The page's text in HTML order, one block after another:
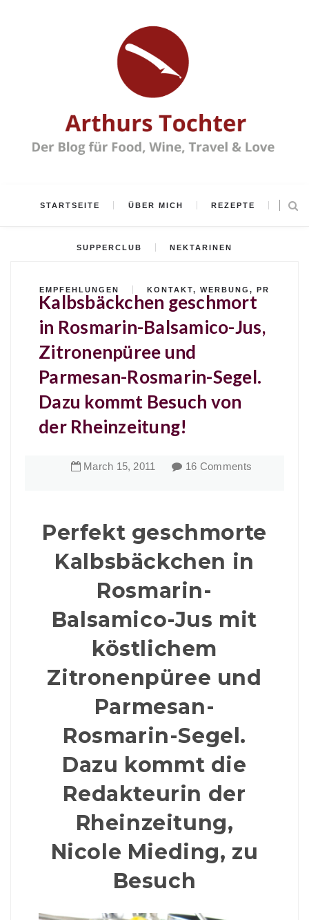
STARTSEITE ÜBER MICH REZEPTE
SUPPERCLUB NEKTARINEN
EMPFEHLUNGEN KONTAKT, WERBUNG, PR
Kalbsbäckchen geschmort
in Rosmarin-Balsamico-Jus,
Zitronenpüree und
Parmesan-Rosmarin-Segel.
Dazu kommt Besuch von
der Rheinzeitung!
March 15, 2011 16 Comments
Perfekt geschmorte
Kalbsbäckchen in
Rosmarin-
Balsamico-Jus mit
köstlichem
Zitronenpüree und
Parmesan-
Rosmarin-Segel.
Dazu kommt die
Redakteurin der
Rheinzeitung,
Nicole Mieding, zu
Besuch